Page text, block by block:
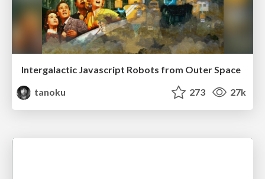
Intergalactic Javascript Robots from Outer Space
tanoku
273 27k